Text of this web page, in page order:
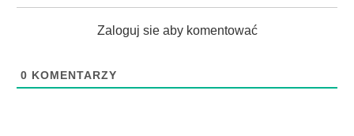
Zaloguj sie aby komentować
0 KOMENTARZY